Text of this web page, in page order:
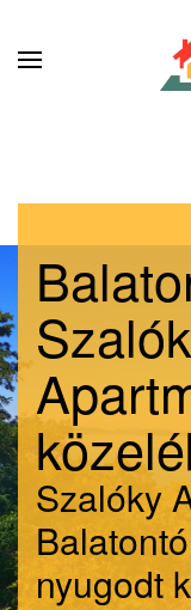
Zum
Szalóky
nyugodt